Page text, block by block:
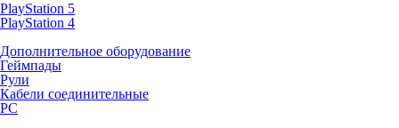
PlayStation 5
PlayStation 4
Дополнительное оборудование
Геймпады
Рули
Кабели соединительные
PC